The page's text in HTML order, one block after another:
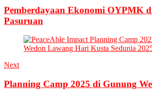
Pemberdayaan Ekonomi OYPMK
Pasuruan
Next
Planning Camp 2025 di Gunung